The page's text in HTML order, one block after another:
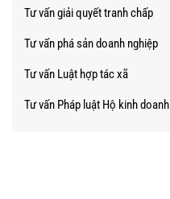
Tư vấn giải quyết tranh chấp
Tư vấn phá sản doanh nghiệp
Tư vấn Luật hợp tác xã
Tư vấn Pháp luật Hộ kinh doanh